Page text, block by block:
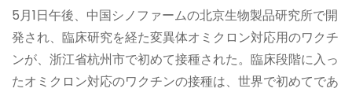
5月1日午後、中国シノファームの北京生物製品研究所で開
発され、臨床研究を経た変異体オミクロン対応用のワクチ
ンが、浙江省杭州市で初めて接種された。臨床段階に入っ
たオミクロン対応のワクチンの接種は、世界で初めてであ